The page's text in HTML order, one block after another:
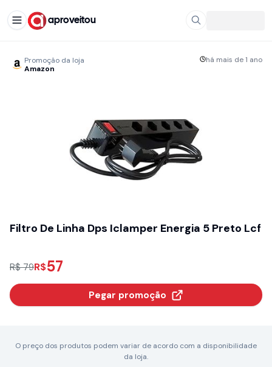
aproveitou
Promoção da loja
Amazon
há mais de 1 ano
Filtro De Linha Dps Iclamper Energia 5 Preto Lcf
R$ 79R$57
Pegar promoção
O preço dos produtos podem variar de acordo com a disponibilidade
da loja.